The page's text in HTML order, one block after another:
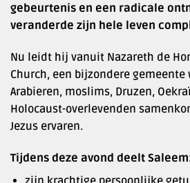
gebeurtenis en een radicale
veranderde zijn hele leven
Nu leidt hij vanuit Nazareth de
Church, een bijzondere gemeente
Arabieren, moslims, Druzen,
Holocaust-overlevenden
Jezus ervaren.
Tijdens deze avond deelt